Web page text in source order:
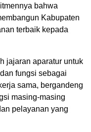
bahwa
Kabupaten
terbaik kepada
jajaran aparatur untuk
fungsi sebagai
sama, bergandeng
masing-masing
pelayanan yang